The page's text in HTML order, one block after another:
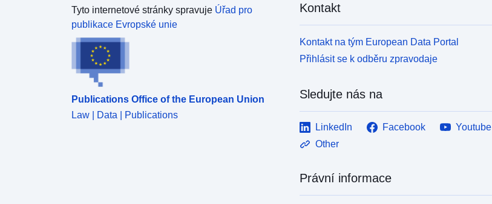
Tyto internetové stránky spravuje Úřad pro
publikace Evropské unie
Publications Office of the European Union
Law | Data | Publications
Kontakt
Kontakt na tým European Data Portal
Přihlásit se k odběru zpravodaje
Sledujte nás na
LinkedIn Facebook
Youtube
Other
Právní informace